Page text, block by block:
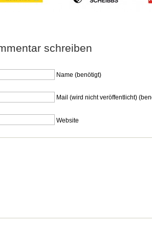
schreiben
Name (benötigt)
Mail (wird nicht veröffentlicht)
Website